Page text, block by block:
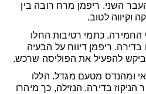
השני. ריפמן מרח רובה בין
וקיווה לטוב.
כתמי רטיבות החלו
ריפמן דיווח על הבעיה
להפעיל את הפוליסה שרכש.
ומהנדס מטעם מגדל. הללו
הניקוז בדירה. הנזילה, כך מיהרו